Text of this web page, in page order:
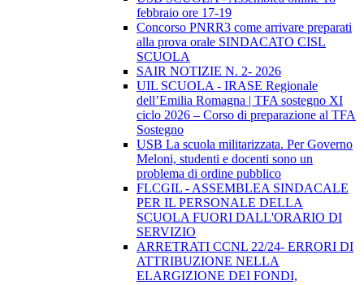
febbraio ore 17-19
Concorso PNRR3 come arrivare preparati
alla prova orale SINDACATO CISL
SCUOLA
SAIR NOTIZIE N. 2- 2026
UIL SCUOLA - IRASE Regionale
dell’Emilia Romagna | TFA sostegno XI
ciclo 2026 – Corso di preparazione al TFA
Sostegno
USB La scuola militarizzata. Per Governo
Meloni, studenti e docenti sono un
problema di ordine pubblico
FLCGIL - ASSEMBLEA SINDACALE
PER IL PERSONALE DELLA
SCUOLA FUORI DALL'ORARIO DI
SERVIZIO
ARRETRATI CCNL 22/24- ERRORI DI
ATTRIBUZIONE NELLA
ELARGIZIONE DEI FONDI,